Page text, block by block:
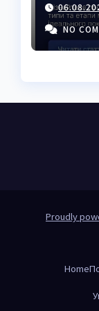
NO
Proudly
Home